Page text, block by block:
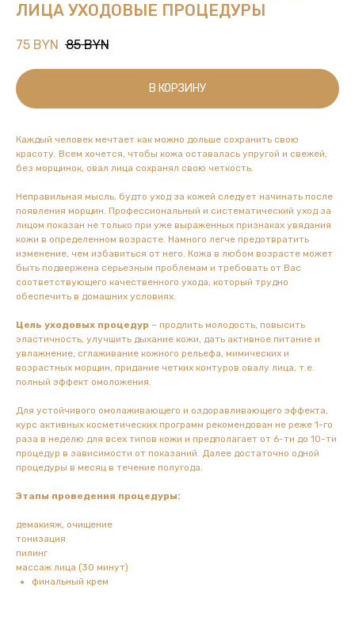
ЛИЦА УХОДОВЫЕ ПРОЦЕДУРЫ
75 BYN 85 BYN
В КОРЗИНУ
Каждый человек мечтает как можно дольше сохранить свою
красоту. Всем хочется, чтобы кожа оставалась упругой и свежей,
без морщинок, овал лица сохранял свою четкость.
Неправильная мысль, будто уход за кожей следует начинать после
появления морщин. Профессиональный и систематический уход за
лицом показан не только при уже выраженных признаках увядания
кожи в определенном возрасте. Намного легче предотвратить
изменение, чем избавиться от него. Кожа в любом возрасте может
быть подвержена серьезным проблемам и требовать от Вас
соответствующего качественного ухода, который трудно
обеспечить в домашних условиях.
Цель уходовых процедур – продлить молодость, повысить
эластичность, улучшить дыхание кожи, дать активное питание и
увлажнение, сглаживание кожного рельефа, мимических и
возрастных морщин, придание четких контуров овалу лица, т.е.
полный эффект омоложения.
Для устойчивого омолаживающего и оздоравливающего эффекта,
курс активных косметических программ рекомендован не реже 1-го
раза в неделю для всех типов кожи и предполагает от 6-ти до 10-ти
процедур в зависимости от показаний. Далее достаточно одной
процедуры в месяц в течение полугода.
Этапы проведения процедуры:
демакияж, очищение
тонизация
пилинг
массаж лица (30 минут)
финальный крем